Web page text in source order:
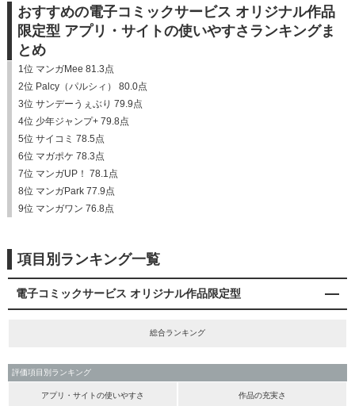
おすすめの電子コミックサービス オリジナル作品
限定型 アプリ・サイトの使いやすさランキングま
とめ
1位 マンガMee 81.3点
2位 Palcy（パルシィ） 80.0点
3位 サンデーうぇぶり 79.9点
4位 少年ジャンプ+ 79.8点
5位 サイコミ 78.5点
6位 マガポケ 78.3点
7位 マンガUP！ 78.1点
8位 マンガPark 77.9点
9位 マンガワン 76.8点
項目別ランキング一覧
電子コミックサービス オリジナル作品限定型
総合ランキング
評価項目別ランキング
アプリ・サイトの使いやすさ 作品の充実さ